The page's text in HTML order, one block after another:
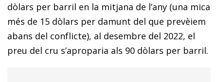
dòlars per barril en la mitjana de l’any (una mica
més de 15 dòlars per damunt del que prevèiem
abans del conflicte), al desembre del 2022, el
preu del cru s’aproparia als 90 dòlars per barril.